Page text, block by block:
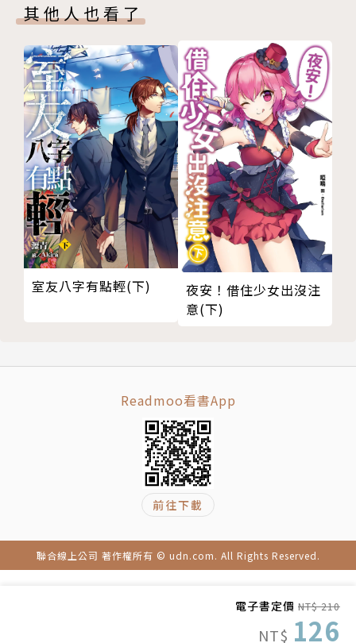
電子書定價 NT$ 210
NT$ 126
其他人也看了
室友八字有點輕(下)
夜安！借住少女出沒注
意(下)
Readmoo看書App
前往下載
聯合線上公司 著作權所有 © udn.com. All Rights Reserved.